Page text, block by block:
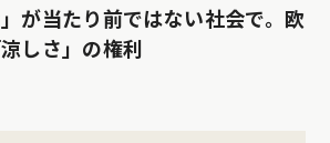
」が当たり前ではない社会で。欧
しさ」の権利